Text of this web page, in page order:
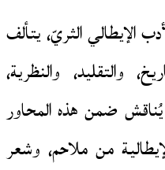
الإيطالي الثريّ، يتألف
والنظرية،
يُناقش ضمن هذه المحاور
من ملاحم، وشعر